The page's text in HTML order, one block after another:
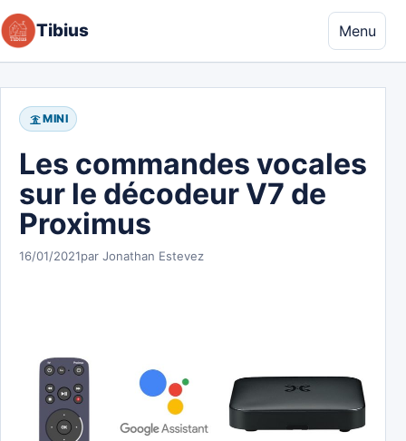
Aller au contenu
Tibius Menu
MINI
Les commandes vocales
sur le décodeur V7 de
Proximus
16/01/2021par Jonathan Estevez